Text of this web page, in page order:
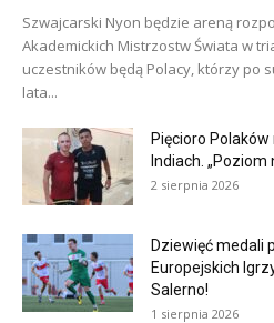
Szwajcarski Nyon będzie areną
Akademickich Mistrzostw Świata w
uczestników będą Polacy, którzy po
lata...
Pięcioro
Indiach. „Poziom
2 sierpnia 2026
Dziewięć medali
Europejskich
Salerno!
1 sierpnia 2026